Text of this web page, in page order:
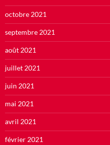
octobre 2021
septembre 2021
août 2021
juillet 2021
juin 2021
mai 2021
avril 2021
février 2021